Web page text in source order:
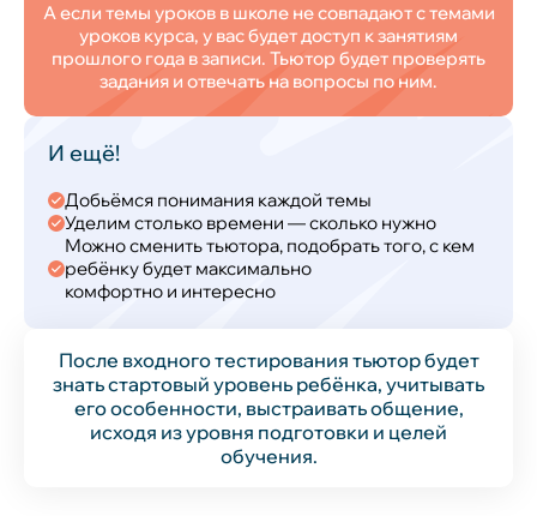
А если темы уроков в школе не совпадают с темами
уроков курса, у вас будет доступ к занятиям
прошлого года в записи. Тьютор будет проверять
задания и отвечать на вопросы по ним.
И ещё!
Добьёмся понимания каждой темы
Уделим столько времени — сколько нужно
Можно сменить тьютора, подобрать того, с кем
ребёнку будет максимально
комфортно и интересно
После входного тестирования тьютор будет
знать стартовый уровень ребёнка, учитывать
его особенности, выстраивать общение,
исходя из уровня подготовки и целей
обучения.